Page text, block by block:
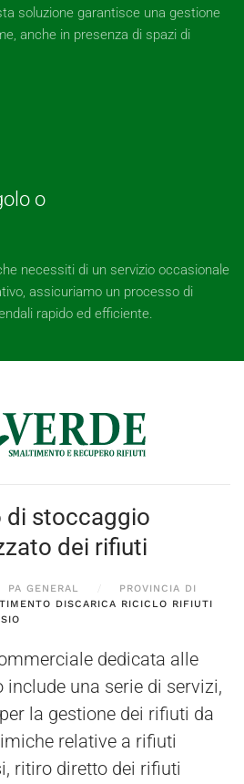
soluzione garantisce una gestione
anche in presenza di spazi di
o
necessiti di un servizio occasionale
assicuriamo un processo di
rapido ed efficiente.
di stoccaggio
dei rifiuti
PA GENERAL
PROVINCIA DI
DISCARICA RICICLO RIFIUTI
dedicata alle
include una serie di servizi,
la gestione dei rifiuti da
relative a rifiuti
ritiro diretto dei rifiuti